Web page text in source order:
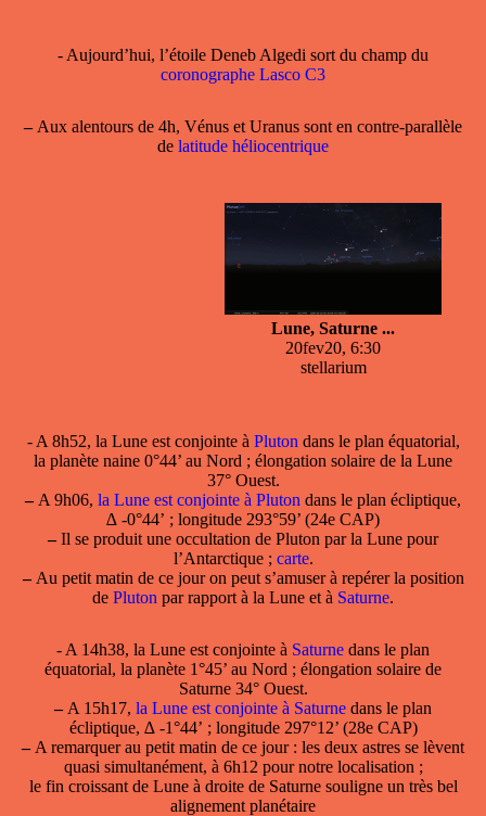
- Aujourd’hui, l’étoile Deneb Algedi sort du champ du
coronographe Lasco C3
–Aux alentours de 4h, Vénus et Uranus sont en contre-parallèle
de latitude héliocentrique
Lune, Saturne ...
20fev20, 6:30
stellarium
- A 8h52, la Lune est conjointe à Pluton dans le plan équatorial,
la planète naine 0°44’ au Nord ; élongation solaire de la Lune
37° Ouest.
–A 9h06, la Lune est conjointe à Pluton dans le plan écliptique,
∆ -0°44’ ; longitude 293°59’ (24e CAP)
–Il se produit une occultation de Pluton par la Lune pour
l’Antarctique ; carte.
–Au petit matin de ce jour on peut s’amuser à repérer la position
de Pluton par rapport à la Lune et à Saturne.
- A 14h38, la Lune est conjointe à Saturne dans le plan
équatorial, la planète 1°45’ au Nord ; élongation solaire de
Saturne 34° Ouest.
–A 15h17, la Lune est conjointe à Saturne dans le plan
écliptique, ∆ -1°44’ ; longitude 297°12’ (28e CAP)
–A remarquer au petit matin de ce jour : les deux astres se lèvent
quasi simultanément, à 6h12 pour notre localisation ;
le fin croissant de Lune à droite de Saturne souligne un très bel
alignement planétaire